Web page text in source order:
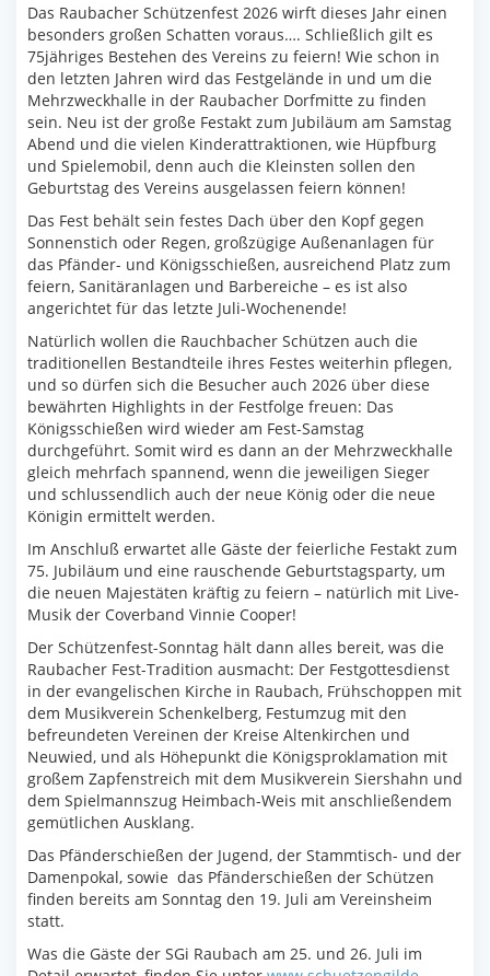
Das Raubacher Schützenfest 2026 wirft dieses Jahr einen
besonders großen Schatten voraus…. Schließlich gilt es
75jähriges Bestehen des Vereins zu feiern! Wie schon in
den letzten Jahren wird das Festgelände in und um die
Mehrzweckhalle in der Raubacher Dorfmitte zu finden
sein. Neu ist der große Festakt zum Jubiläum am Samstag
Abend und die vielen Kinderattraktionen, wie Hüpfburg
und Spielemobil, denn auch die Kleinsten sollen den
Geburtstag des Vereins ausgelassen feiern können!
Das Fest behält sein festes Dach über den Kopf gegen
Sonnenstich oder Regen, großzügige Außenanlagen für
das Pfänder- und Königsschießen, ausreichend Platz zum
feiern, Sanitäranlagen und Barbereiche – es ist also
angerichtet für das letzte Juli-Wochenende!
Natürlich wollen die Rauchbacher Schützen auch die
traditionellen Bestandteile ihres Festes weiterhin pflegen,
und so dürfen sich die Besucher auch 2026 über diese
bewährten Highlights in der Festfolge freuen: Das
Königsschießen wird wieder am Fest-Samstag
durchgeführt. Somit wird es dann an der Mehrzweckhalle
gleich mehrfach spannend, wenn die jeweiligen Sieger
und schlussendlich auch der neue König oder die neue
Königin ermittelt werden.
Im Anschluß erwartet alle Gäste der feierliche Festakt zum
75. Jubiläum und eine rauschende Geburtstagsparty, um
die neuen Majestäten kräftig zu feiern – natürlich mit Live-
Musik der Coverband Vinnie Cooper!
Der Schützenfest-Sonntag hält dann alles bereit, was die
Raubacher Fest-Tradition ausmacht: Der Festgottesdienst
in der evangelischen Kirche in Raubach, Frühschoppen mit
dem Musikverein Schenkelberg, Festumzug mit den
befreundeten Vereinen der Kreise Altenkirchen und
Neuwied, und als Höhepunkt die Königsproklamation mit
großem Zapfenstreich mit dem Musikverein Siershahn und
dem Spielmannszug Heimbach-Weis mit anschließendem
gemütlichen Ausklang.
Das Pfänderschießen der Jugend, der Stammtisch- und der
Damenpokal, sowie das Pfänderschießen der Schützen
finden bereits am Sonntag den 19. Juli am Vereinsheim
statt.
Was die Gäste der SGi Raubach am 25. und 26. Juli im